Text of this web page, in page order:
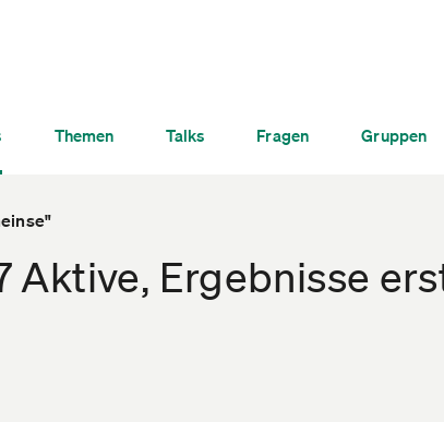
Themen Talks Fragen Gruppen
Aktive, Ergebnisse